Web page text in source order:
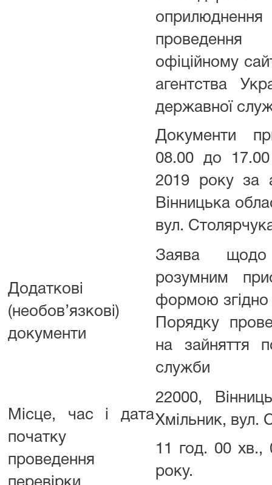
оприлюднення
офіційному
агентства
державної
Документи
08.00 до
2019 року за
Вінницька
вул.
Додаткові
(необов’язкові)
документи
Заява щодо
розумним
формою
Порядку
на зайняття
служби
Місце, час і дата
початку
проведення
22000,
Хмільник, вул.
11 год. 00 хв.,
року.